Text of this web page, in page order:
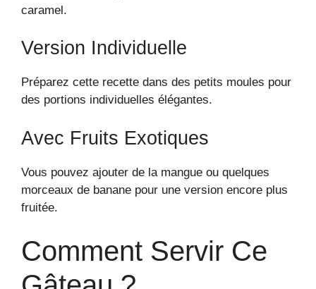
caramel.
Version Individuelle
Préparez cette recette dans des petits moules pour
des portions individuelles élégantes.
Avec Fruits Exotiques
Vous pouvez ajouter de la mangue ou quelques
morceaux de banane pour une version encore plus
fruitée.
Comment Servir Ce